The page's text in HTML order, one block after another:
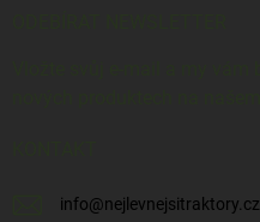
info@nejlevnejsitraktory.cz